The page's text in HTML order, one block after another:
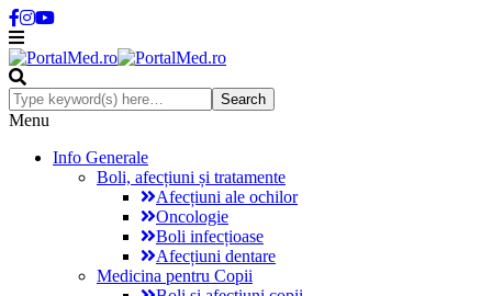
Menu
Info Generale
Boli, afecțiuni și tratamente
Afecțiuni ale ochilor
Oncologie
Boli infecțioase
Afecțiuni dentare
Medicina pentru Copii